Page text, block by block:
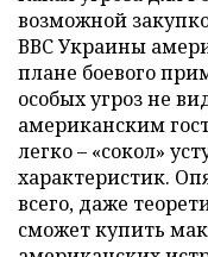
возможной
ВВС Украины
плане боевого
особых угроз не
американским
легко – «сокол»
характеристик.
всего, даже
сможет купить